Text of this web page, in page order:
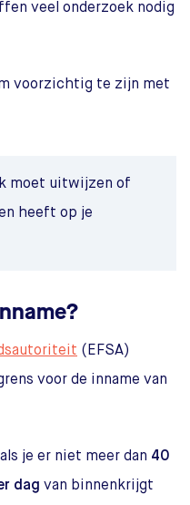
veel onderzoek nodig
voorzichtig te zijn met
moet uitwijzen of
heeft op je
(EFSA)
voor de inname van
je er niet meer dan 40
dag van binnenkrijgt